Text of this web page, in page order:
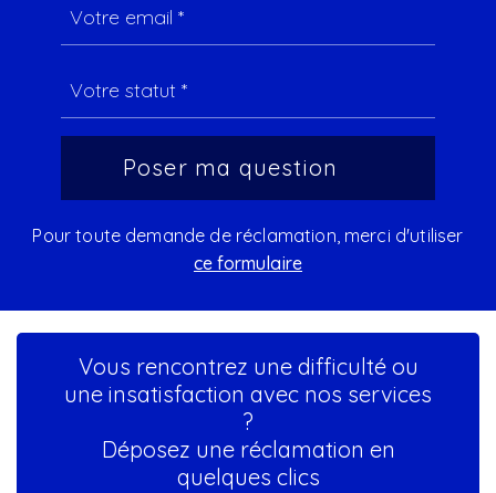
Pour toute demande de réclamation, merci d'utiliser
ce formulaire
Vous rencontrez une difficulté ou
une insatisfaction avec nos services
?
Déposez une réclamation en
quelques clics